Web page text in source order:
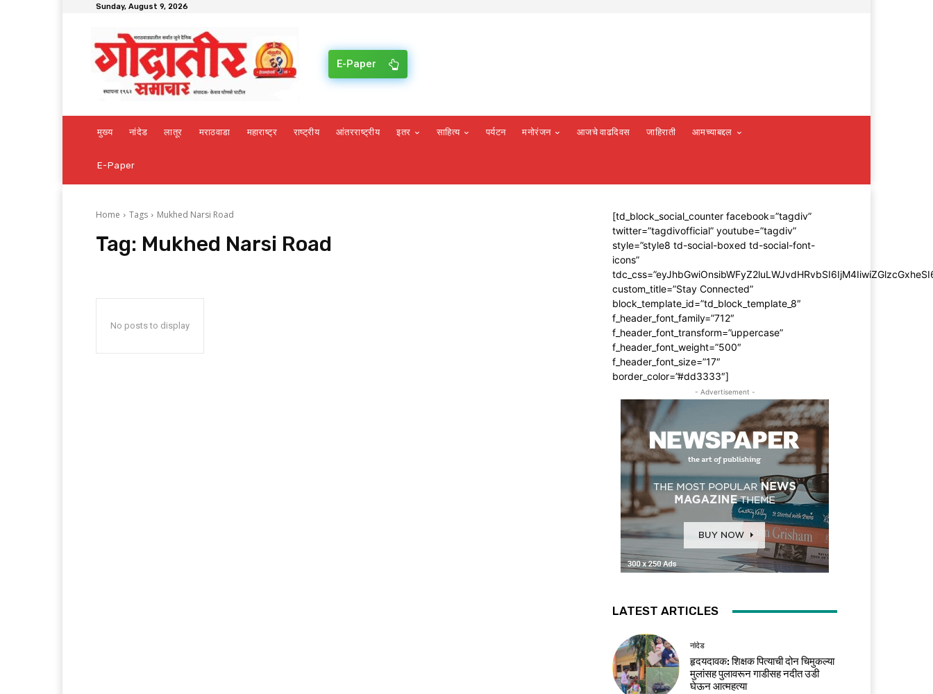
Sunday, August 9, 2026
E-Paper
मुख्य नांदेड लातूर मराठवाडा महाराष्ट्र राष्ट्रीय आंतरराष्ट्रीय इतर साहित्य पर्यटन मनोरंजन आजचे वाढदिवस जाहिराती आमच्याबद्दल
E-Paper
Home Tags Mukhed Narsi Road
Tag: Mukhed Narsi Road
No posts to display
[td_block_social_counter facebook=”tagdiv”
twitter=”tagdivofficial” youtube=”tagdiv”
style=”style8 td-social-boxed td-social-font-
icons”
custom_title=”Stay Connected”
block_template_id=”td_block_template_8″
f_header_font_family=”712″
f_header_font_transform=”uppercase”
f_header_font_weight=”500″
f_header_font_size=”17″
border_color=”#dd3333″]
- Advertisement -
LATEST ARTICLES
नांदेड
हृदयदावक: शिक्षक पित्याची दोन चिमुकल्या
मुलांसह पुलावरून गाडीसह नदीत उडी
घेऊन आत्महत्या